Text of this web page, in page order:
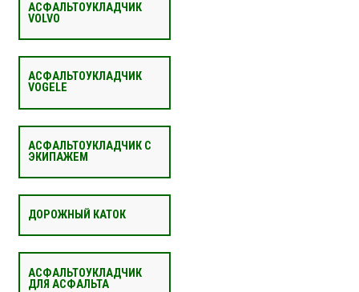
АСФАЛЬТОУКЛАДЧИК
VOLVO
АСФАЛЬТОУКЛАДЧИК
VOGELE
АСФАЛЬТОУКЛАДЧИК С
ЭКИПАЖЕМ
ДОРОЖНЫЙ КАТОК
АСФАЛЬТОУКЛАДЧИК
ДЛЯ АСФАЛЬТА